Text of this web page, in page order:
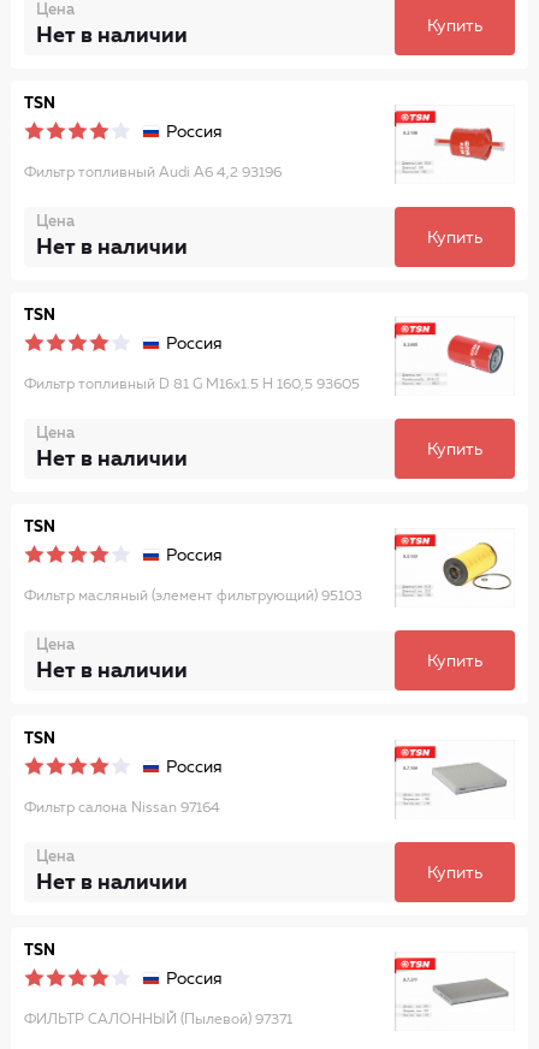
Цена
Нет в наличии Купить
TSN
Россия
Фильтр топливный Audi A6 4,2 93196
Цена
Нет в наличии Купить
TSN
Россия
Фильтp топливный D 81 G M16x1.5 H 160,5 93605
Цена
Нет в наличии Купить
TSN
Россия
Фильтр масляный (элемент фильтрующий) 95103
Цена
Нет в наличии Купить
TSN
Россия
Фильтр салона Nissan 97164
Цена
Нет в наличии Купить
TSN
Россия
ФИЛЬТР САЛОННЫЙ (Пылевой) 97371